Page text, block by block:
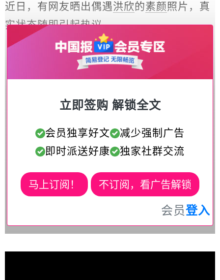
近日，有网友晒出偶遇洪欣的素颜照片，真
实状态随即引起热议。
立即签购 解锁全文
会员独享好文
减少强制广告
即时派送好康
独家社群交流
马上订阅！ 不订阅，看广告解锁
会员登入